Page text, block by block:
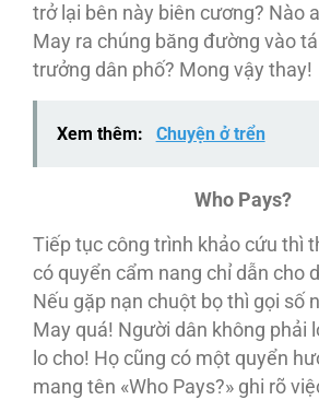
trở lại bên này biên cương? Nào
May ra chúng băng đường vào
trưởng dân phố? Mong vậy thay!
Xem thêm: Chuyện ở trển
Who Pays?
Tiếp tục công trình khảo cứu thì
có quyển cẩm nang chỉ dẫn cho
Nếu gặp nạn chuột bọ thì gọi số
May quá! Người dân không phải
lo cho! Họ cũng có một quyển
mang tên «Who Pays?» ghi rõ